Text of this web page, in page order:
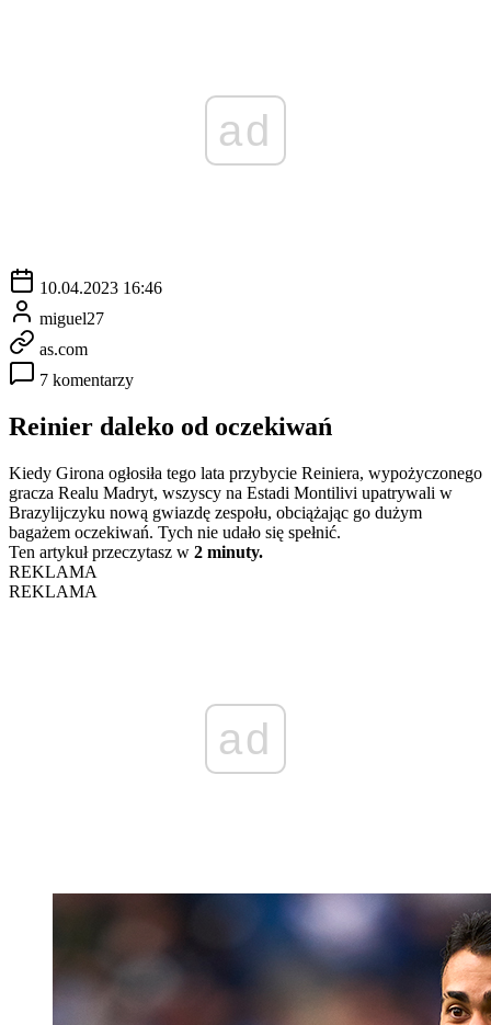
ad
10.04.2023 16:46
miguel27
as.com
7 komentarzy
Reinier daleko od oczekiwań
Kiedy Girona ogłosiła tego lata przybycie Reiniera, wypożyczonego
gracza Realu Madryt, wszyscy na Estadi Montilivi upatrywali w
Brazylijczyku nową gwiazdę zespołu, obciążając go dużym
bagażem oczekiwań. Tych nie udało się spełnić.
Ten artykuł przeczytasz w 2 minuty.
REKLAMA
REKLAMA
ad